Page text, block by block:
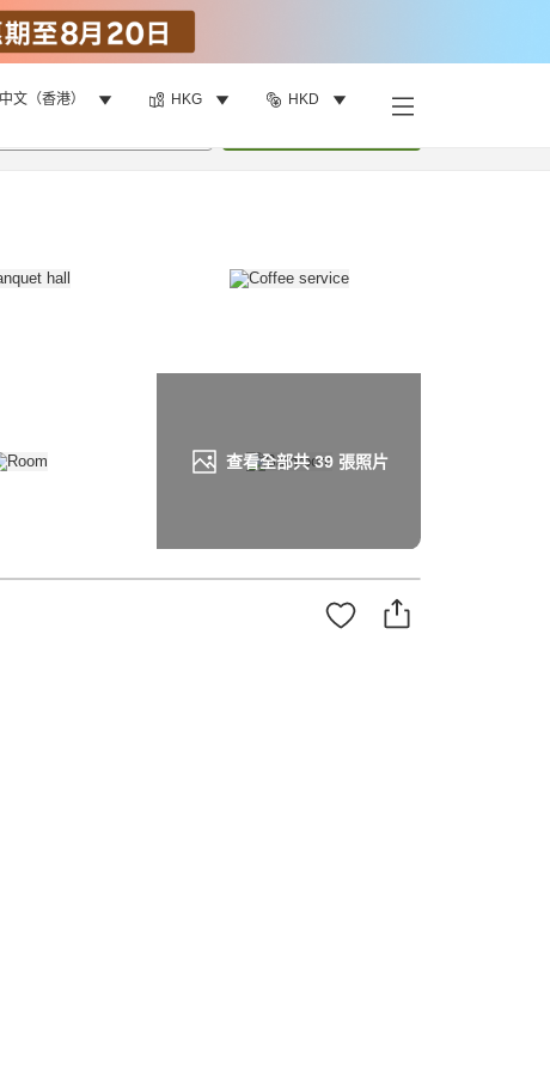
文（香港） HKG HKD
查看全部共39張照片